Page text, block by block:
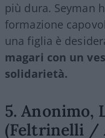
più dura. Seyman
formazione
una figlia è
magari con un
solidarietà.
5. Anonimo,
(Feltrinelli /